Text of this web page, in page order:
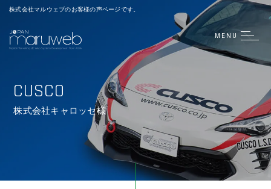
株式会社マルウェブのお客様の声ページです。
MENU
CUSCO
株式会社キャロッセ様